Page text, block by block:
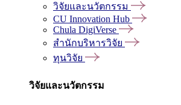
วิจัยและนวัตกรรม
CU Innovation Hub
Chula DigiVerse
สำนักบริหารวิจัย
ทุนวิจัย
วิจัยและนวัตกรรม